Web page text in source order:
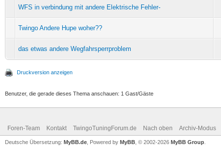
WFS in verbindung mit andere Elektrische Fehler-
Twingo Andere Hupe woher??
das etwas andere Wegfahrsperrproblem
Druckversion anzeigen
Benutzer, die gerade dieses Thema anschauen: 1 Gast/Gäste
Foren-Team Kontakt TwingoTuningForum.de Nach oben Archiv-Modus
Deutsche Übersetzung: MyBB.de , Powered by MyBB , © 2002-2026 MyBB Group